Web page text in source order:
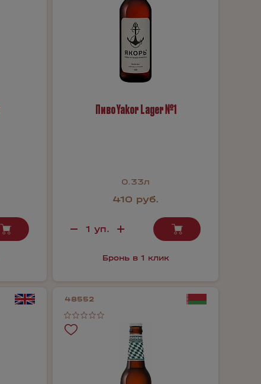
Пиво Yakor Lager №1
0.33л
410 руб.
Бронь в 1 клик
48552